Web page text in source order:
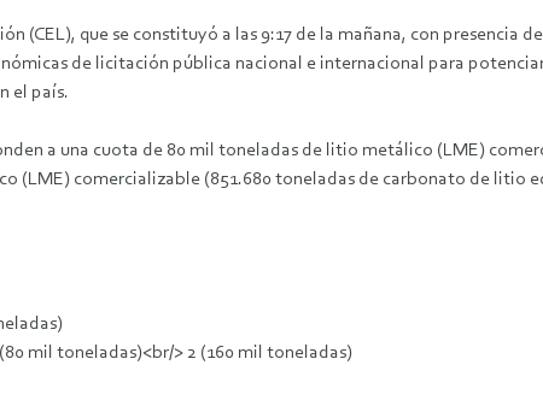
(CEL), que se constituyó a las 9:17 de la mañana, con presencia
de licitación pública nacional e internacional para
el país.
a una cuota de 80 mil toneladas de litio metálico (LME)
(LME) comercializable (851.680 toneladas de carbonato de litio
mil toneladas)<br/> 2 (160 mil toneladas)